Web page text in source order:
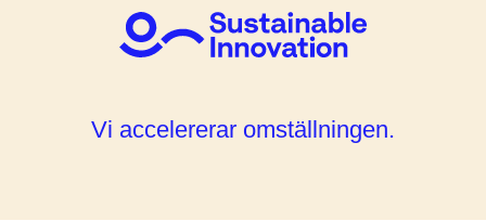
Vi accelererar omställningen.